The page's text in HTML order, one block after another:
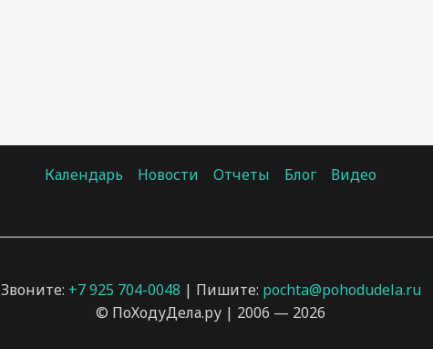
Календарь Новости Отчеты Блог Видео
Звоните: +7 925 704-0048 | Пишите: pochta@pohodudela.ru
© ПоХодуДела.ру | 2006 — 2026